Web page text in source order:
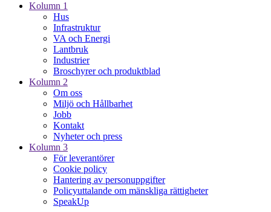
Kolumn 1
Hus
Infrastruktur
VA och Energi
Lantbruk
Industrier
Broschyrer och produktblad
Kolumn 2
Om oss
Miljö och Hållbarhet
Jobb
Kontakt
Nyheter och press
Kolumn 3
För leverantörer
Cookie policy
Hantering av personuppgifter
Policyuttalande om mänskliga rättigheter
SpeakUp